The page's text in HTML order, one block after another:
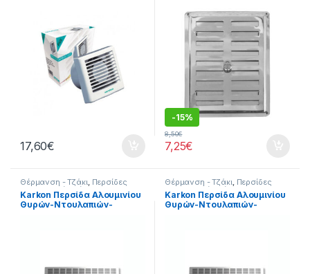
17,60€
-15%
7,25€
8,50€
Θέρμανση - Τζάκι, Περσίδες
Εξαερισμού Σπίτι
Karkon Περσίδα Αλουμινίου
Θυρών-Ντουλαπιών-
Θέρμανση - Τζάκι, Περσίδες
Εξαερισμού Σπίτι
Karkon Περσίδα Αλουμινίου
Θυρών-Ντουλαπιών-